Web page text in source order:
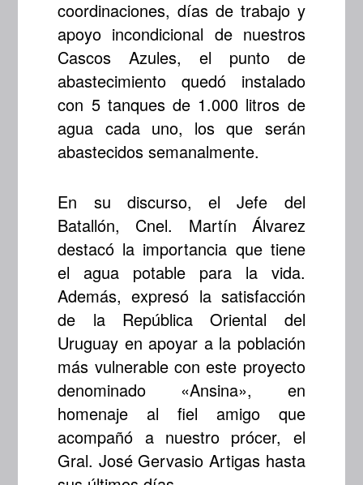
coordinaciones, días de trabajo y
apoyo incondicional de nuestros
Cascos Azules, el punto de
abastecimiento quedó instalado
con 5 tanques de 1.000 litros de
agua cada uno, los que serán
abastecidos semanalmente.
En su discurso, el Jefe del
Batallón, Cnel. Martín Álvarez
destacó la importancia que tiene
el agua potable para la vida.
Además, expresó la satisfacción
de la República Oriental del
Uruguay en apoyar a la población
más vulnerable con este proyecto
denominado «Ansina», en
homenaje al fiel amigo que
acompañó a nuestro prócer, el
Gral. José Gervasio Artigas hasta